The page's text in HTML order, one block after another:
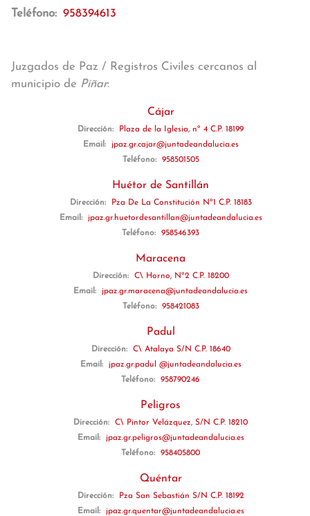
Teléfono: 958394613
Juzgados de Paz / Registros Civiles cercanos al
municipio de Píñar:
Cájar
Dirección:
Plaza de la Iglesia, nº 4 C.P. 18199
Email:
jpaz.gr.cajar@juntadeandalucia.es
Teléfono:
958501505
Huétor de Santillán
Dirección:
Pza De La Constitución Nº1 C.P. 18183
Email:
jpaz.gr.huetordesantillan@juntadeandalucia.es
Teléfono:
958546393
Maracena
Dirección:
C\ Horno, Nº2 C.P. 18200
Email:
jpaz.gr.maracena@juntadeandalucia.es
Teléfono:
958421083
Padul
Dirección:
C\ Atalaya S/N C.P. 18640
Email:
jpaz.gr.padul @juntadeandalucia.es
Teléfono:
958790246
Peligros
Dirección:
C\ Pintor Velázquez, S/N C.P. 18210
Email:
jpaz.gr.peligros@juntadeandalucia.es
Teléfono:
958405800
Quéntar
Dirección:
Pza San Sebastián S/N C.P. 18192
Email:
jpaz.gr.quentar@juntadeandalucia.es